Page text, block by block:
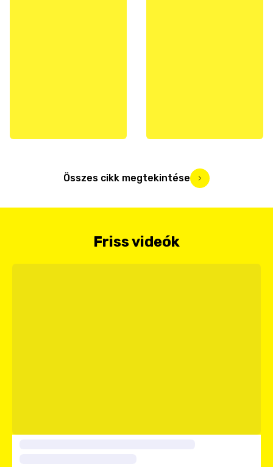
Összes cikk megtekintése
Friss videók